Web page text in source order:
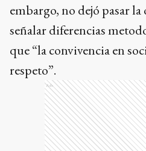
embargo, no dejó pasar
señalar diferencias
que “la convivencia en
respeto”.
Ads